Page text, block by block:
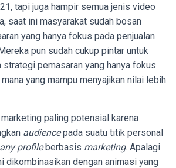
tapi juga hampir semua jenis video
saat ini masyarakat sudah bosan
yang hanya fokus pada penjualan
pun sudah cukup pintar untuk
strategi pemasaran yang hanya fokus
yang mampu menyajikan nilai lebih
paling potensial karena
audiencepada suatu titik personal
profileberbasis marketing. Apalagi
dikombinasikan dengan animasi yang